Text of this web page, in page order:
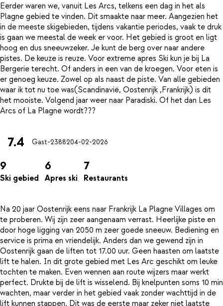
Eerder waren we, vanuit Les Arcs, telkens een dag in het als
Plagne gebied te vinden. Dit smaakte naar meer. Aangezien het
in de meeste skigebieden, tijdens vakantie periodes, vaak te druk
is gaan we meestal de week er voor. Het gebied is groot en ligt
hoog en dus sneeuwzeker. Je kunt de berg over naar andere
pistes. De keuze is reuze. Voor extreme apres Ski kun je bij La
Bergerie terecht. Of anders in een van de kroegen. Voor eten is
er genoeg keuze. Zowel op als naast de piste. Van alle gebieden
waar ik tot nu toe was(Scandinavië, Oostenrijk ,Frankrijk) is dit
het mooiste. Volgend jaar weer naar Paradiski. Of het dan Les
7.4 Gast-2388204-02-2026
9
Ski gebied
6
Apres ski
7
Restaurants
Na 20 jaar Oostenrijk eens naar Frankrijk La Plagne Villages om
te proberen. Wij zijn zeer aangenaam verrast. Heerlijke piste en
door hoge ligging van 2050 m zeer goede sneeuw. Bediening en
service is prima en vriendelijk. Anders dan we gewend zijn in
Oostenrijk gaan de liften tot 17.00 uur. Geen haasten om laatste
lift te halen. In dit grote gebied met Les Arc geschikt om leuke
tochten te maken. Even wennen aan route wijzers maar werkt
perfect. Drukte bij de lift is wisselend. Bij knelpunten soms 10 min
wachten, maar verder in het gebied vaak zonder wachttijd in de
lift kunnen stappen. Dit was de eerste maar zeker niet laatste